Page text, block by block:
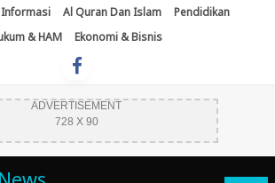
Al Quran Dan Islam
Pendidikan
& HAM
Ekonomi & Bisnis
ADVERTISEMENT
728 X 90